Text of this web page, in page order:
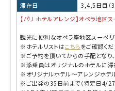
滞在日
3,4,5日目（3
【パリ ホテルアレンジ】オペラ地区
観光に便利なオペラ座地区スーペリ
※ホテルリストはこちらをご確認くだ
※ご予約を頂いてからの手配となり
※添乗員はオリジナルのホテルに滞
※オリジナルホテル～アレンジホテ
※ご出発の35日前まで（特定日4/